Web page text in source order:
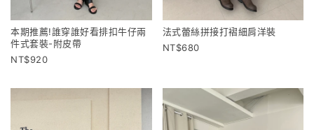
本期推薦!誰穿誰好看排扣牛仔兩
件式套裝-附皮帶
920
法式蕾絲拼接打褶細肩洋裝
680